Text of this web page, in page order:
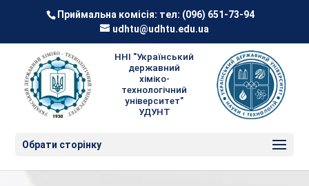
Приймальна комісія: тел: (096) 651-73-94
udhtu@udhtu.edu.ua
ННІ "Український
державний
хіміко-
технологічний
університет"
УДУНТ
Обрати сторінку